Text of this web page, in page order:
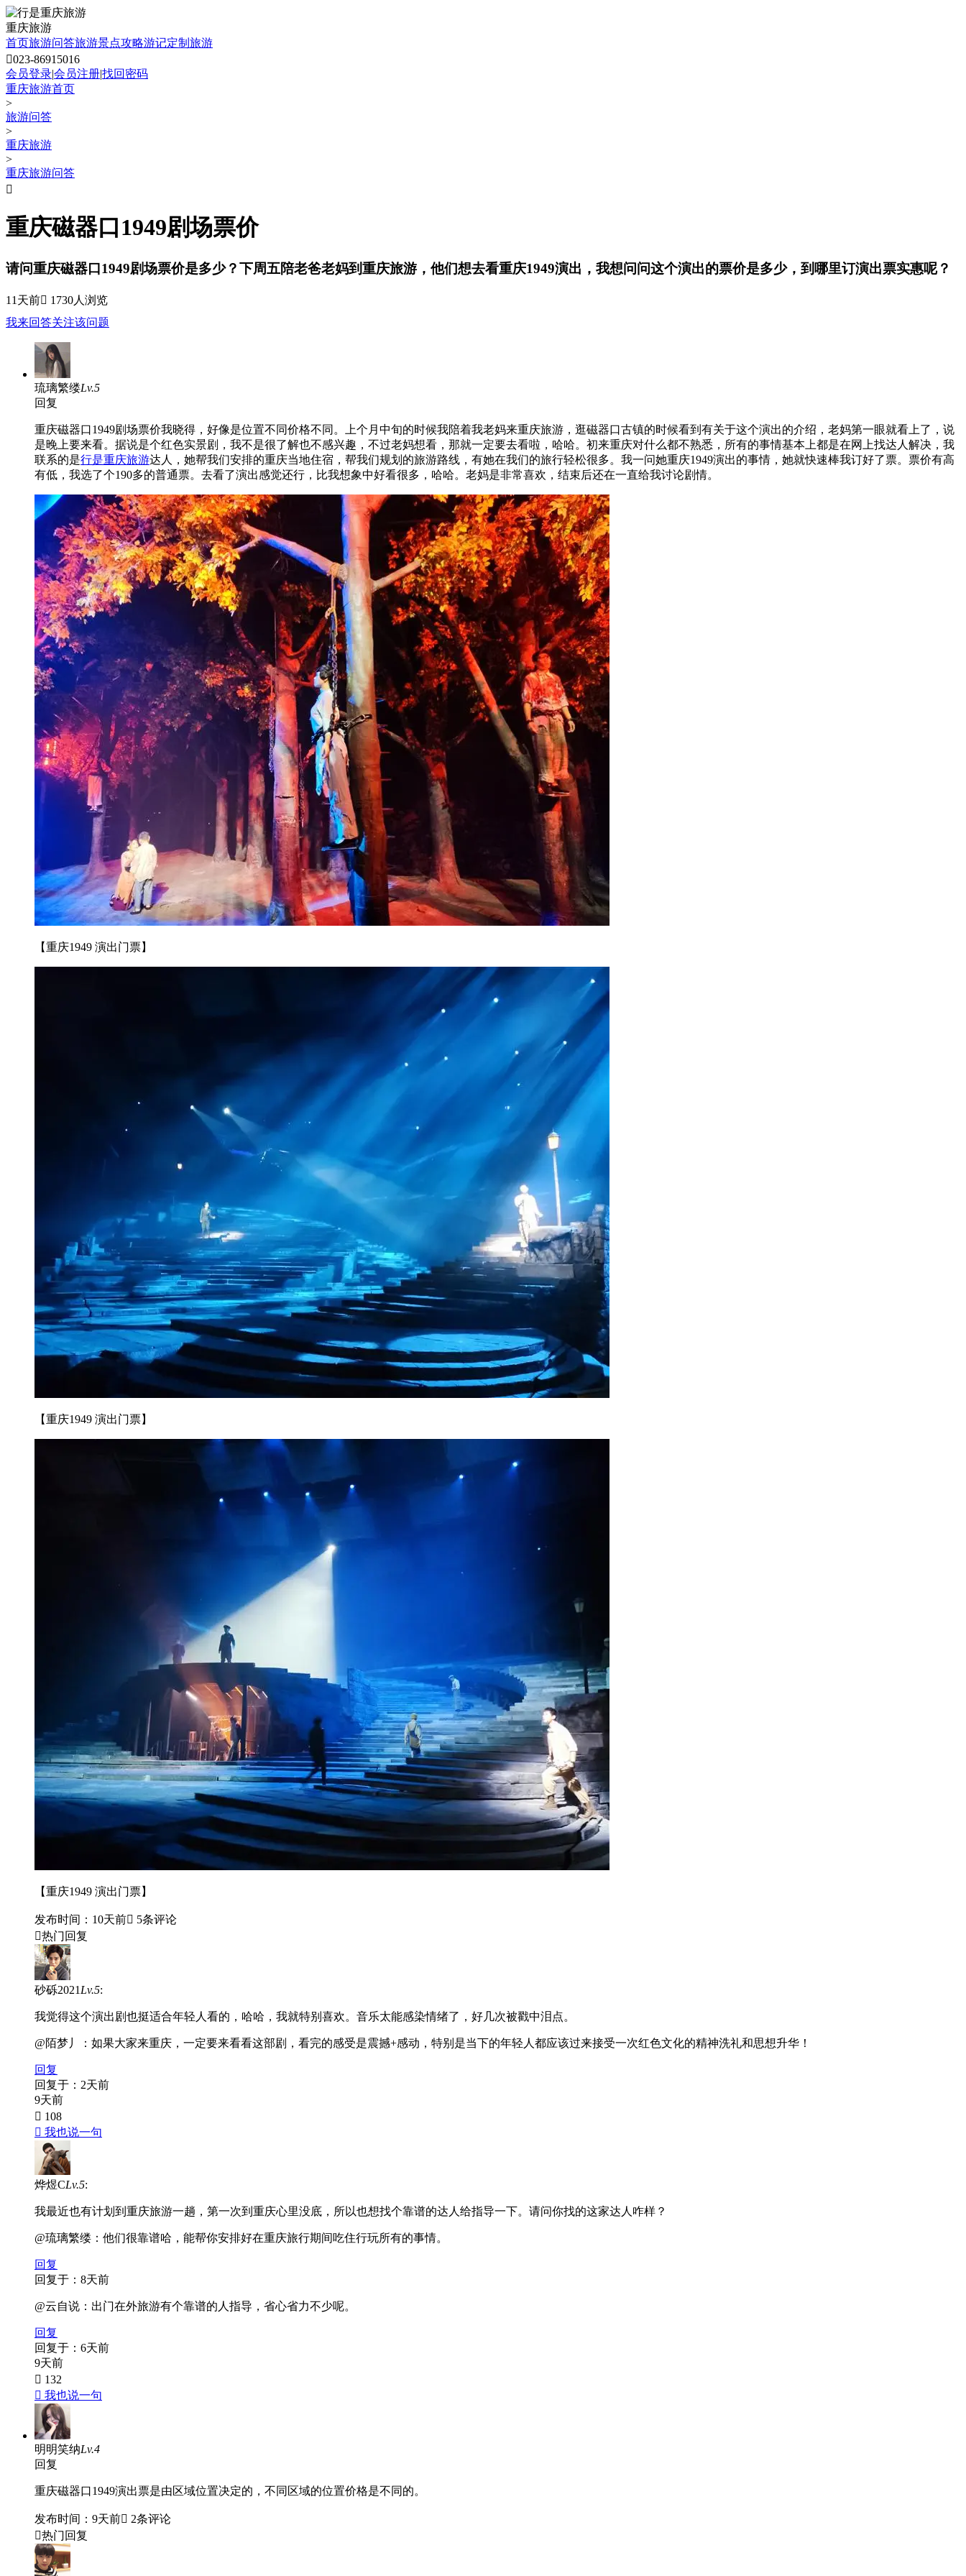
重庆旅游
首页旅游问答旅游景点攻略游记定制旅游
023-86915016
会员登录|会员注册|找回密码
重庆旅游首页
>
旅游问答
>
重庆旅游
>
重庆旅游问答

重庆磁器口1949剧场票价
请问重庆磁器口1949剧场票价是多少？下周五陪老爸老妈到重庆旅游，他们想去看重庆1949演出，我想问问这个演出的票价是多少，到哪里订演出票实惠呢？
11天前 1730人浏览
我来回答关注该问题
琉璃繁缕Lv.5
回复
重庆磁器口1949剧场票价我晓得，好像是位置不同价格不同。上个月中旬的时候我陪着我老妈来重庆旅游，逛磁器口古镇的时候看到有关于这个演出的介绍，老妈第一眼就看上了，说
是晚上要来看。据说是个红色实景剧，我不是很了解也不感兴趣，不过老妈想看，那就一定要去看啦，哈哈。初来重庆对什么都不熟悉，所有的事情基本上都是在网上找达人解决，我
联系的是行是重庆旅游达人，她帮我们安排的重庆当地住宿，帮我们规划的旅游路线，有她在我们的旅行轻松很多。我一问她重庆1949演出的事情，她就快速棒我订好了票。票价有高
有低，我选了个190多的普通票。去看了演出感觉还行，比我想象中好看很多，哈哈。老妈是非常喜欢，结束后还在一直给我讨论剧情。
【重庆1949 演出门票】
【重庆1949 演出门票】
【重庆1949 演出门票】
发布时间：10天前 5条评论
热门回复
砂砾2021 Lv.5:
我觉得这个演出剧也挺适合年轻人看的，哈哈，我就特别喜欢。音乐太能感染情绪了，好几次被戳中泪点。
@陌梦丿 ：如果大家来重庆，一定要来看看这部剧，看完的感受是震撼+感动，特别是当下的年轻人都应该过来接受一次红色文化的精神洗礼和思想升华！
回复
回复于：2天前
9天前
 108
 我也说一句
烨煜CLv.5:
我最近也有计划到重庆旅游一趟，第一次到重庆心里没底，所以也想找个靠谱的达人给指导一下。请问你找的这家达人咋样？
@琉璃繁缕 ：他们很靠谱哈，能帮你安排好在重庆旅行期间吃住行玩所有的事情。
回复
回复于：8天前
@云自说 ：出门在外旅游有个靠谱的人指导，省心省力不少呢。
回复
回复于：6天前
9天前
 132
 我也说一句
明明笑纳Lv.4
回复
重庆磁器口1949演出票是由区域位置决定的，不同区域的位置价格是不同的。
发布时间：9天前 2条评论
热门回复